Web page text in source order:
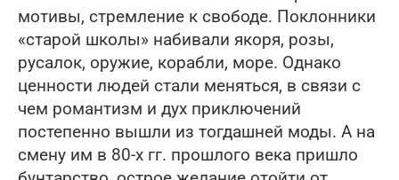
мотивы, стремление к свободе. Поклонники
«старой школы» набивали якоря, розы,
русалок, оружие, корабли, море. Однако
ценности людей стали меняться, в связи с
чем романтизм и дух приключений
постепенно вышли из тогдашней моды. А на
смену им в 80-х гг. прошлого века пришло